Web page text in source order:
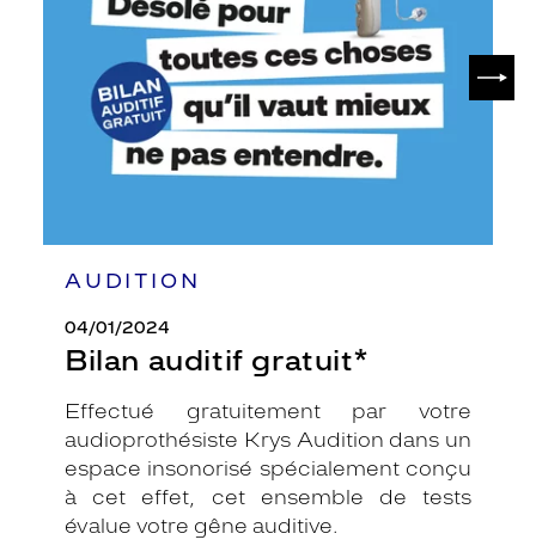
AUDITION
04/01/2024
Bilan auditif gratuit*
Effectué gratuitement par votre
audioprothésiste Krys Audition dans un
espace insonorisé spécialement conçu
à cet effet, cet ensemble de tests
évalue votre gêne auditive.